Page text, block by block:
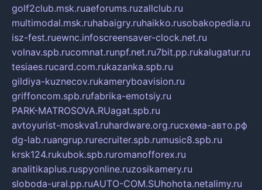
golf2club.msk.ruaeforums.ruzallclub.ru
multimodal.msk.ruhabaigry.ruhaikko.rusobakopedia.ru
isz-fest.ruewnc.infoscreensaver-clock.net.ru
volnav.spb.rucomnat.runpf.net.ru7bit.pp.rukalugatur.ru
tesiaes.rucard.com.rukazanka.spb.ru
gildiya-kuznecov.rukameryboavision.ru
griffoncom.spb.rufabrika-emotsiy.ru
PARK-MATROSOVA.RUagat.spb.ru
avtoyurist-moskva1.ruhardware.org.ruсхема-авто.рф
dg-lab.ruangrup.rurecruiter.spb.rumusic8.spb.ru
krsk124.rukubok.spb.ruromanofforex.ru
analitikaplus.ruspyonline.ruzosikamery.ru
sloboda-ural.pp.ruAUTO-COM.SUhohota.netalimy.ru